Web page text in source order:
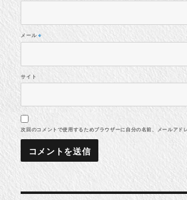
メール ※
サイト
次回のコメントで使用するためブラウザーに自分の名前、メールアド